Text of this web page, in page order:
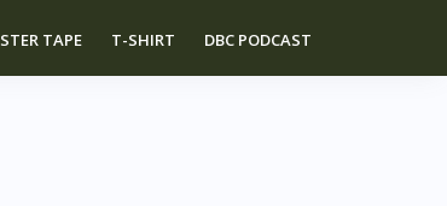
TAPE T-SHIRT DBC PODCAST